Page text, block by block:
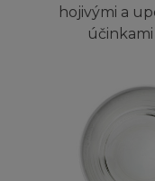
hojivými a
také není